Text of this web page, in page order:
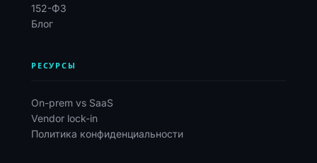
152-ФЗ
Блог
РЕСУРСЫ
On-prem vs SaaS
Vendor lock-in
Политика конфиденциальности